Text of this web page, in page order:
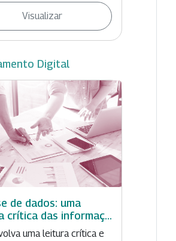
Visualizar
Digital
de dados: uma
crítica das informaç...
uma leitura crítica e